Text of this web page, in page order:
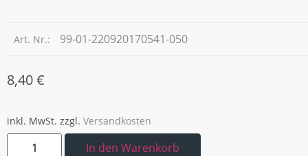
Art. Nr.: 99-01-220920170541-050
8,40€
inkl. MwSt. zzgl. Versandkosten
In den Warenkorb